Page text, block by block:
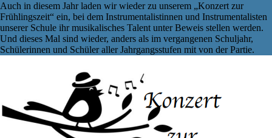
Auch in diesem Jahr laden wir wieder zu unserem „Konzert zur
Frühlingszeit“ ein, bei dem Instrumentalistinnen und Instrumentalisten
unserer Schule ihr musikalisches Talent unter Beweis stellen werden.
Und dieses Mal sind wieder, anders als im vergangenen Schuljahr,
Schülerinnen und Schüler aller Jahrgangsstufen mit von der Partie.